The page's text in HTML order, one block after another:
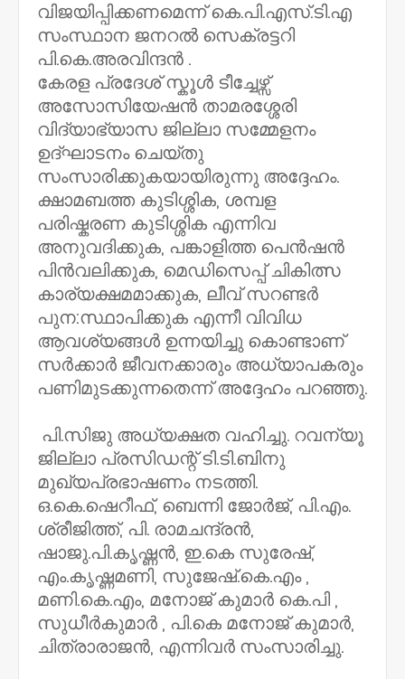
വിജയിപ്പിക്കണമെന്ന് കെ.പി.എസ്.ടി.എ
സംസ്ഥാന ജനറൽ സെക്രട്ടറി
പി.കെ.അരവിന്ദൻ .
കേരള പ്രദേശ് സ്കൂൾ ടീച്ചേഴ്സ്
അസോസിയേഷൻ താമരശ്ശേരി
വിദ്യാഭ്യാസ ജില്ലാ സമ്മേളനം
ഉദ്ഘാടനം ചെയ്തു
സംസാരിക്കുകയായിരുന്നു അദ്ദേഹം.
ക്ഷാമബത്ത കുടിശ്ശിക, ശമ്പള
പരിഷ്കരണ കുടിശ്ശിക എന്നിവ
അനുവദിക്കുക, പങ്കാളിത്ത പെൻഷൻ
പിൻവലിക്കുക, മെഡിസെപ്പ് ചികിത്സ
കാര്യക്ഷമമാക്കുക, ലീവ് സറണ്ടർ
പുന:സ്ഥാപിക്കുക എന്നീ വിവിധ
ആവശ്യങ്ങൾ ഉന്നയിച്ചു കൊണ്ടാണ്
സർക്കാർ ജീവനക്കാരും അധ്യാപകരും
പണിമുടക്കുന്നതെന്ന് അദ്ദേഹം പറഞ്ഞു.
പി.സിജു അധ്യക്ഷത വഹിച്ചു. റവന്യൂ
ജില്ലാ പ്രസിഡന്റ് ടി.ടി.ബിനു
മുഖ്യപ്രഭാഷണം നടത്തി.
ഒ.കെ.ഷെറീഫ്, ബെന്നി ജോർജ്, പി.എം.
ശ്രീജിത്ത്, പി. രാമചന്ദ്രൻ,
ഷാജു.പി.കൃഷ്ണൻ, ഇ.കെ സുരേഷ്,
എം.കൃഷ്ണമണി, സുജേഷ്.കെ.എം ,
മണി.കെ.എം, മനോജ് കുമാർ കെ.പി ,
സുധീർകുമാർ , പി.കെ മനോജ് കുമാർ,
ചിത്രാരാജൻ, എന്നിവർ സംസാരിച്ചു.